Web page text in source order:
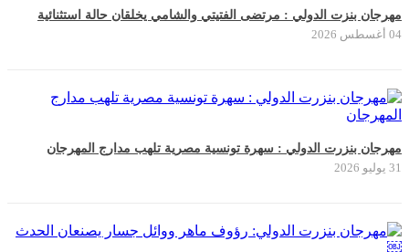
مهرجان بنزت الدولي : مرتضى الفتيتي والشامي يخلقان حالة استثنائية
04 أغسطس 2026
مهرجان بنزرت الدولي : سهرة تونسية مصرية تلهب مدارج المهرجان
31 يوليو 2026